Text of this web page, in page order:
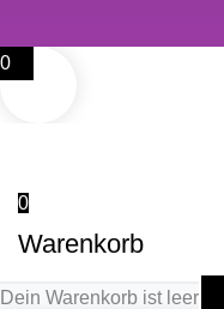
0
0
Warenkorb
Dein Warenkorb ist leer